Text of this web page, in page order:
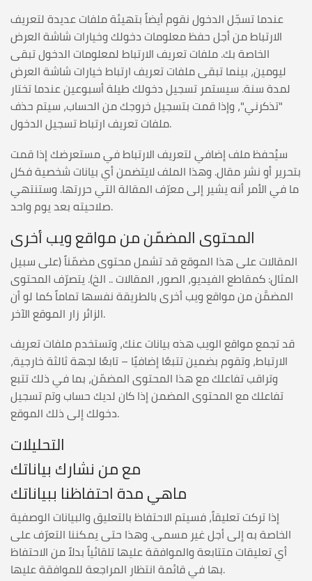
عندما تسجّل الدخول نقوم أيضاً بتهيئة ملفات عديدة لتعريف
الارتباط من أجل حفظ معلومات دخولك وخيارات شاشة العرض
الخاصة بك. ملفات تعريف الارتباط لمعلومات الدخول تبقى
ليومين، بينما تبقى ملفات تعريف ارتباط خيارات شاشة العرض
لمدة سنة. سيستمر تسجيل دخولك طيلة أسبوعين عندما تختار
"تذكرني"، وإذا قمت بتسجيل خروجك من الحساب، سيتم حذف
ملفات تعريف ارتباط تسجيل الدخول.
سيُحفظ ملف إضافي لتعريف الارتباط في مستعرضك إذا قمت
بتحرير أو نشر مقال. وهذا الملف لايتضمن أي بيانات شخصية فكل
ما في الأمر أنه يشير إلى معرّف المقالة التي حررتها. وستنتهي
صلاحيته بعد يوم واحد.
المحتوى المضمّن من مواقع ويب أخرى
المقالات على هذا الموقع قد تشمل محتوى مضمّناً (على سبيل
المثال: كمقاطع الفيديو، الصور، المقالات .. الخ). يتصرّف المحتوى
المضمَّن من مواقع ويب أخرى بالطريقة نفسها تماماً كما لو أن
الزائر زار الموقع الآخر.
قد تجمع مواقع الويب هذه بيانات عنك، وتستخدم ملفات تعريف
الارتباط، وتقوم بضمين تتبعًا إضافيًا – تابعًا لجهة ثالثة خارجية،
وتراقب تفاعلك مع هذا المحتوى المضمّن، بما في ذلك تتبع
تفاعلك مع المحتوى المضمن إذا كان لديك حساب وتم تسجيل
دخولك إلى ذلك الموقع.
التحليلات
مع من نشارك بياناتك
ماهي مدة احتفاظنا ببياناتك
إذا تركت تعليقاً، فسيتم الاحتفاظ بالتعليق والبيانات الوصفية
الخاصة به إلى أجل غير مسمى. وهذا حتى يمكننا التعرّف على
أي تعليقات متتابعة والموافقة عليها تلقائياً بدلاً من الاحتفاظ
بها في قائمة انتظار المراجعة للموافقة عليها.